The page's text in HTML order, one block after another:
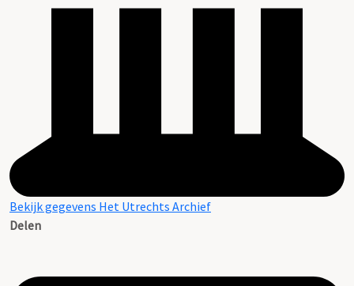
Bekijk gegevens Het Utrechts Archief
Delen